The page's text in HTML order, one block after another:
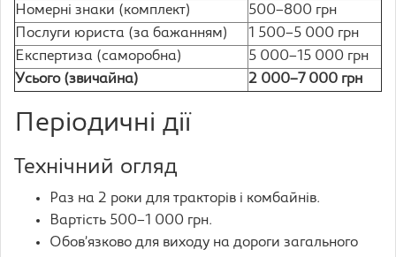
Номерні знаки (комплект)
500–800 грн
Послуги юриста (за бажанням)
1 500–5 000 грн
Експертиза (саморобна)
5 000–15 000 грн
Усього (звичайна)
2 000–7 000 грн
Періодичні дії
Технічний огляд
Раз на 2 роки для тракторів і комбайнів.
Вартість 500–1 000 грн.
Обов’язково для виходу на дороги загального